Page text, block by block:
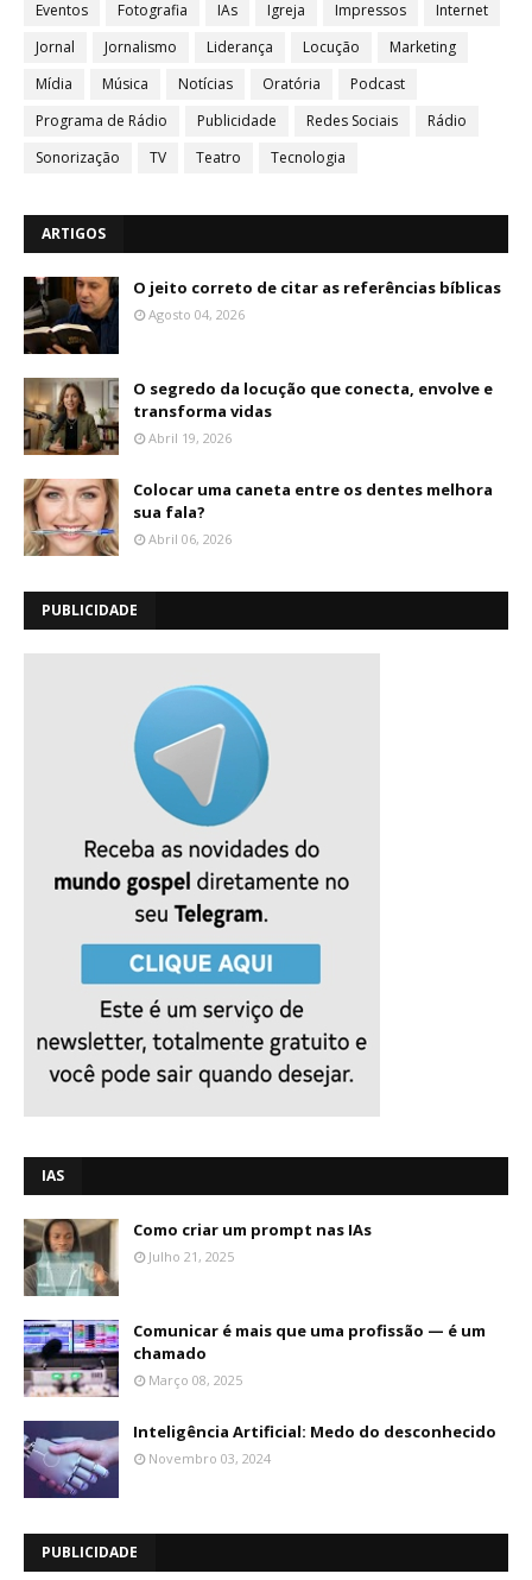
Eventos Fotografia IAs Igreja Impressos
Internet
Jornal
Jornalismo Liderança Locução
Marketing
Mídia
Música Notícias Oratória
Podcast
Programa de Rádio
Publicidade Redes Sociais
Rádio
Sonorização
TV Teatro Tecnologia
ARTIGOS
O jeito correto de citar as referências bíblicas
Agosto 04, 2026
O segredo da locução que conecta, envolve e
transforma vidas
Abril 19, 2026
Colocar uma caneta entre os dentes melhora
sua fala?
Abril 06, 2026
PUBLICIDADE
IAS
Como criar um prompt nas IAs
Julho 21, 2025
Comunicar é mais que uma profissão — é um
chamado
Março 08, 2025
Inteligência Artificial: Medo do desconhecido
Novembro 03, 2024
PUBLICIDADE